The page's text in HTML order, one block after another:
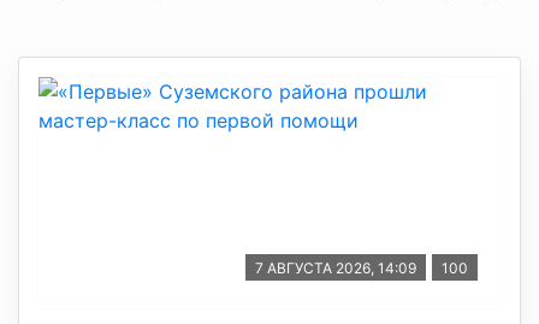
7 АВГУСТА 2026, 14:09 100